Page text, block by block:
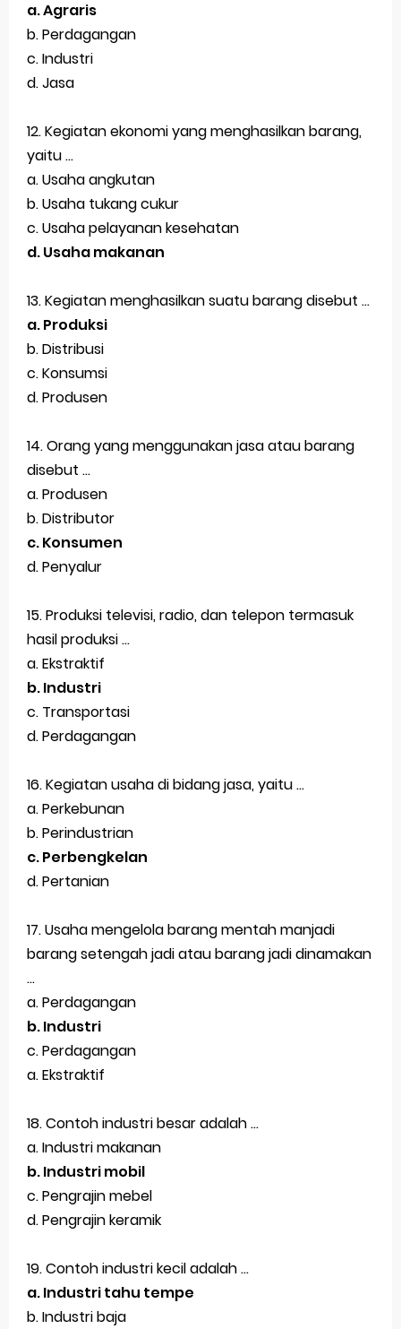
a. Agraris
b. Perdagangan
c. Industri
d. Jasa
12. Kegiatan ekonomi yang menghasilkan barang,
yaitu ...
a. Usaha angkutan
b. Usaha tukang cukur
c. Usaha pelayanan kesehatan
d. Usaha makanan
13. Kegiatan menghasilkan suatu barang disebut ...
a. Produksi
b. Distribusi
c. Konsumsi
d. Produsen
14. Orang yang menggunakan jasa atau barang
disebut ...
a. Produsen
b. Distributor
c. Konsumen
d. Penyalur
15. Produksi televisi, radio, dan telepon termasuk
hasil produksi ...
a. Ekstraktif
b. Industri
c. Transportasi
d. Perdagangan
16. Kegiatan usaha di bidang jasa, yaitu ...
a. Perkebunan
b. Perindustrian
c. Perbengkelan
d. Pertanian
17. Usaha mengelola barang mentah manjadi
barang setengah jadi atau barang jadi dinamakan
...
a. Perdagangan
b. Industri
c. Perdagangan
a. Ekstraktif
18. Contoh industri besar adalah ...
a. Industri makanan
b. Industri mobil
c. Pengrajin mebel
d. Pengrajin keramik
19. Contoh industri kecil adalah ...
a. Industri tahu tempe
b. Industri baja